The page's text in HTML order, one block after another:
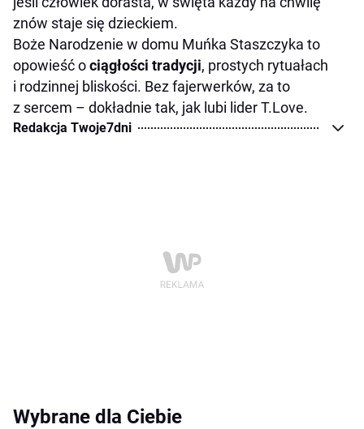
znów staje się dzieckiem.
Boże Narodzenie w domu Muńka Staszczyka to
opowieść ociągłości tradycji, prostych rytuałach
i rodzinnej bliskości. Bez fajerwerków, za to
z sercem – dokładnie tak, jak lubi lider T.Love.
Redakcja Twoje7dni
Wybrane dla Ciebie